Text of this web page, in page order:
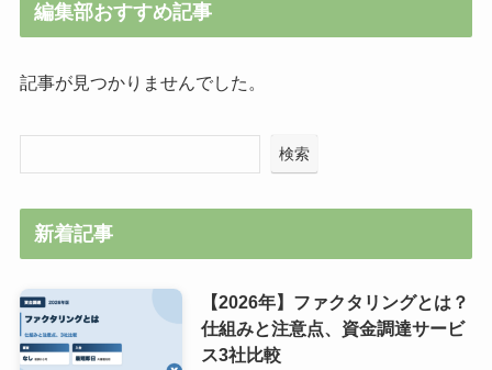
編集部おすすめ記事
記事が見つかりませんでした。
検索
新着記事
【2026年】ファクタリングとは？
仕組みと注意点、資金調達サービ
ス3社比較